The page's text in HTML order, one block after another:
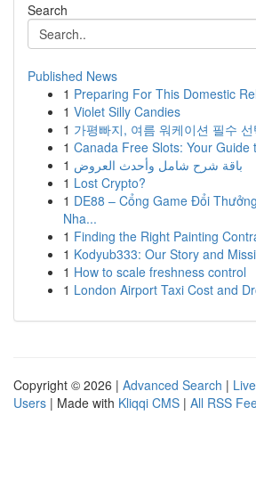
Search
Published News
1 Preparing For This Domestic
1 Violet Silly Candies
1 가평빠지, 여름 워케이션 필수
1 Canada Free Slots: Your Guide
1 باقة شرح شامل وأحدث العروض
1 Lost Crypto?
1 DE88 – Cổng Game Đổi
Nha...
1 Finding the Right Painting
1 Kodyub333: Our Story and
1 How to scale freshness control
1 London Airport Taxi Cost and
Copyright © 2026 | Advanced Search | Live
Users | Made with Kliqqi CMS | All RSS